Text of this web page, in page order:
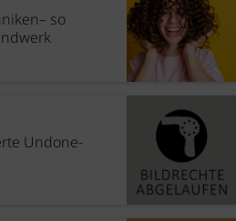
so
Undone-